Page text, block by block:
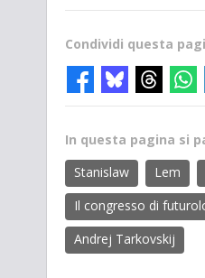
Condividi questa
In questa pagina si
Stanislaw
Lem
Il congresso di
Andrej Tarkovskij